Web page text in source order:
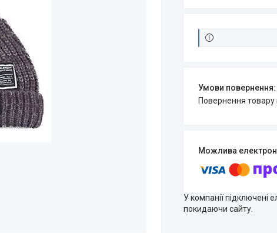
повернення
У компанії підключені
покидаючи сайту.